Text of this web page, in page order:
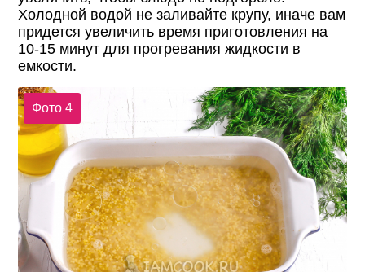
Холодной водой не заливайте крупу, иначе вам
придется увеличить время приготовления на
10-15 минут для прогревания жидкости в
емкости.
Фото 4